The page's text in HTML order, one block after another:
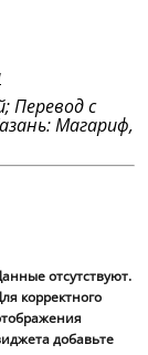
Перевод с
Магариф,
отсутствуют.
корректного
добавьте